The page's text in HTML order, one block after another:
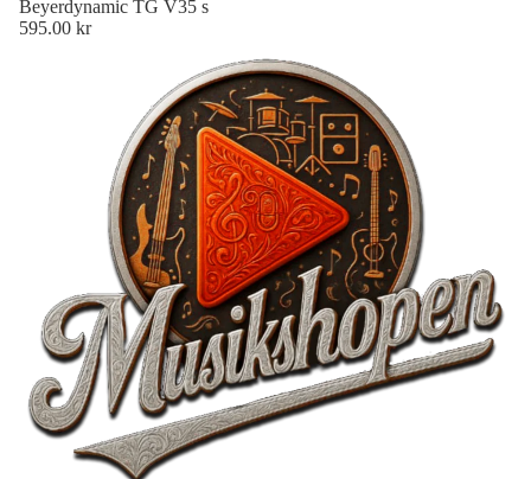
Beyerdynamic TG V35 s
595.00 kr